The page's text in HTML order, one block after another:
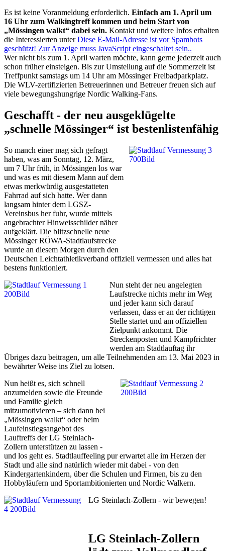
Es ist keine Voranmeldung erforderlich. Einfach am 1. April um
16 Uhr zum Walkingtreff kommen und beim Start von
„Mössingen walkt“ dabei sein. Kontakt und weitere Infos erhalten
die Interessierten unterDiese E-Mail-Adresse ist vor Spambots
geschützt! Zur Anzeige muss JavaScript eingeschaltet sein..
Wer nicht bis zum 1. April warten möchte, kann gerne jederzeit auch
schon früher einsteigen. Bis zur Umstellung auf die Sommerzeit ist
Treffpunkt samstags um 14 Uhr am Mössinger Freibadparkplatz.
Die WLV-zertifizierten Betreuerinnen und Betreuer freuen sich auf
viele bewegungshungrige Nordic Walking-Fans.
Geschafft - der neu ausgeklügelte
„schnelle Mössinger“ ist bestenlistenfähig
So manch einer mag sich gefragt
haben, was am Sonntag, 12. März,
um 7 Uhr früh, in Mössingen los war
und was es mit diesem Mann auf dem
etwas merkwürdig ausgestatteten
Fahrrad auf sich hatte. Wer dann
langsam hinter dem LGSZ-
Vereinsbus her fuhr, wurde mittels
angebrachter Hinweisschilder näher
aufgeklärt. Die blitzschnelle neue
Mössinger RÖWA-Stadtlaufstrecke
wurde an diesem Morgen durch den
Deutschen Leichtathletikverband offiziell vermessen und alles hat
bestens funktioniert.
Nun steht der neu angelegten
Laufstrecke nichts mehr im Weg
und jeder kann sich darauf
verlassen, dass er an der richtigen
Stelle startet und am offiziellen
Zielpunkt ankommt. Die
Streckenposten und Kampfrichter
werden am Stadtlauftag ihr
Übriges dazu beitragen, um alle Teilnehmenden am 13. Mai 2023 in
bewährter Weise ins Ziel zu lotsen.
Nun heißt es, sich schnell
anzumelden sowie die Freunde
und Familie gleich
mitzumotivieren – sich dann bei
„Mössingen walkt“ oder beim
Laufeinstiegsangebot des
Lauftreffs der LG Steinlach-
Zollern unterstützen zu lassen -
und los geht es. Stadtlauffeeling pur erwartet alle im Herzen der
Stadt und alle sind natürlich wieder mit dabei - von den
Kindergartenkindern, über die Schulen und Firmen, bis zu den
Hobbyläufern und Sportambitionierten und Nordic Walkern.
LG Steinlach-Zollern - wir bewegen!
LG Steinlach-Zollern